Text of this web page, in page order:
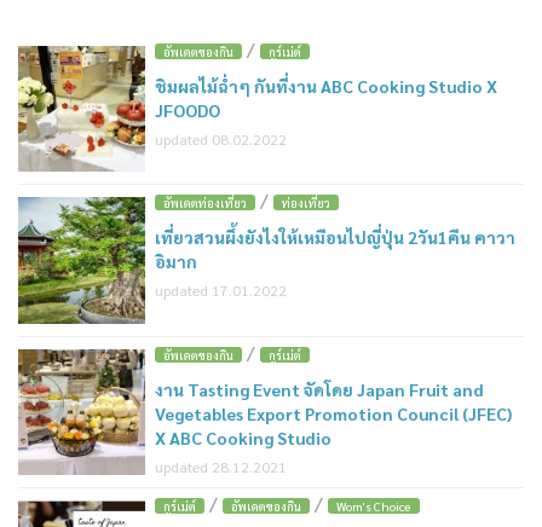
อัพเดตของกิน / กูร์เม่ต์
ชิมผลไม้ฉ่ำๆ กันที่งาน ABC Cooking Studio X
JFOODO
updated 08.02.2022
อัพเดตท่องเที่ยว / ท่องเที่ยว
เที่ยวสวนผึ้งยังไงให้เหมือนไปญี่ปุ่น 2วัน1คืน คาวา
อิมาก
updated 17.01.2022
อัพเดตของกิน / กูร์เม่ต์
งาน Tasting Event จัดโดย Japan Fruit and
Vegetables Export Promotion Council (JFEC)
X ABC Cooking Studio
updated 28.12.2021
กูร์เม่ต์ / อัพเดตของกิน / Wom's Choice